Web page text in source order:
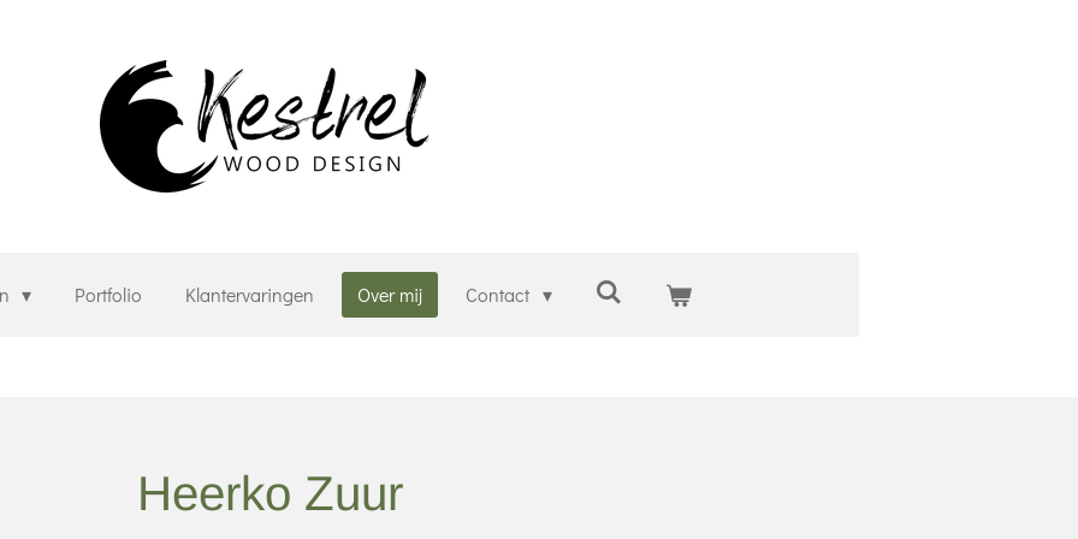
Portfolio Klantervaringen Over mij Contact
Heerko Zuur